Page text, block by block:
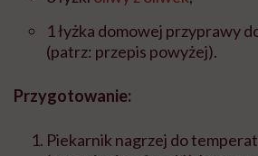
1 łyżka domowej przyprawy
(patrz: przepis powyżej).
Przygotowanie:
Piekarnik nagrzej do